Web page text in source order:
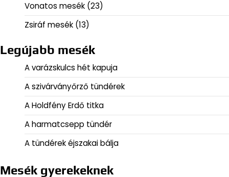
Vonatos mesék (23)
Zsiráf mesék (13)
Legújabb mesék
A varázskulcs hét kapuja
A szivárványőrző tündérek
A Holdfény Erdő titka
A harmatcsepp tündér
A tündérek éjszakai bálja
Mesék gyerekeknek